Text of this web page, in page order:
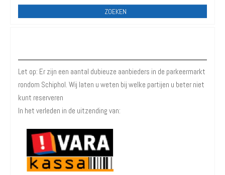
ZOEKEN
Let op: Er zijn een aantal dubieuze aanbieders in de parkeermarkt
rondom Schiphol. Wij laten u weten bij welke partijen u beter niet
kunt reserveren
In het verleden in de uitzending van: